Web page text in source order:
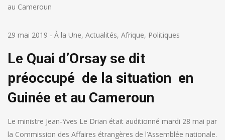
au Cameroun
29 mai 2019 - À la Une, Actualités, Afrique, Politiques
Le Quai d’Orsay se dit
préoccupé de la situation en
Guinée et au Cameroun
Le ministre Jean-Yves Le Drian était auditionné mardi 28 mai par
la Commission des Affaires étrangères de l’Assemblée nationale.